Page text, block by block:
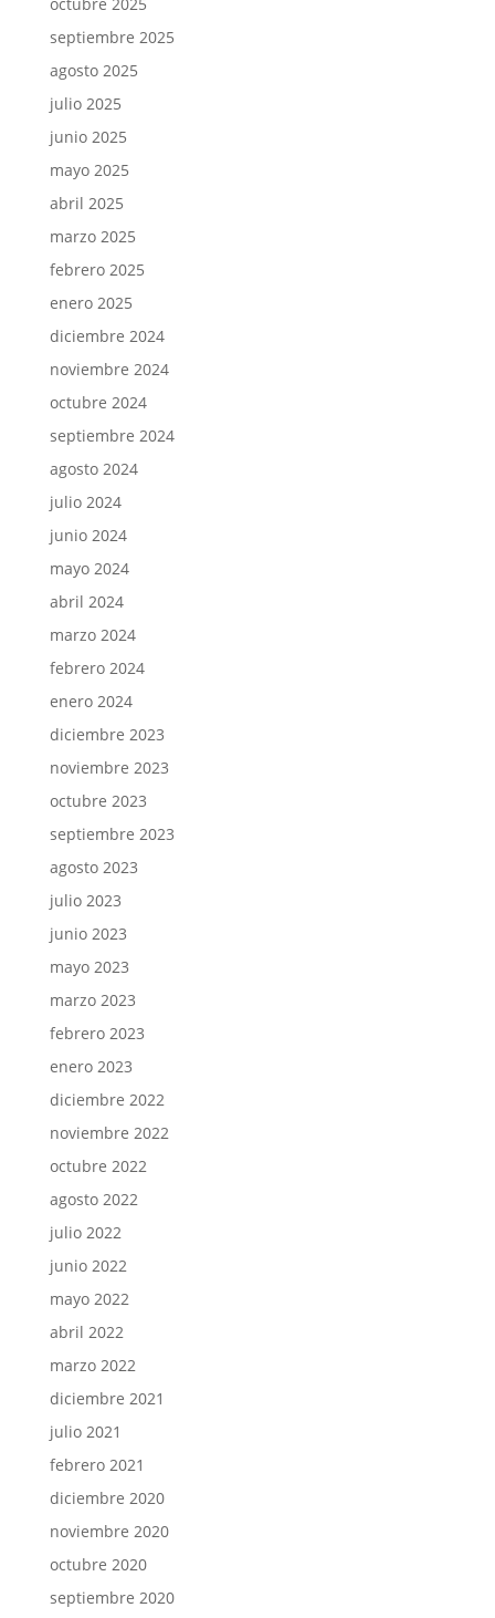
septiembre 2025
agosto 2025
julio 2025
junio 2025
mayo 2025
abril 2025
marzo 2025
febrero 2025
enero 2025
diciembre 2024
noviembre 2024
octubre 2024
septiembre 2024
agosto 2024
julio 2024
junio 2024
mayo 2024
abril 2024
marzo 2024
febrero 2024
enero 2024
diciembre 2023
noviembre 2023
octubre 2023
septiembre 2023
agosto 2023
julio 2023
junio 2023
mayo 2023
marzo 2023
febrero 2023
enero 2023
diciembre 2022
noviembre 2022
octubre 2022
agosto 2022
julio 2022
junio 2022
mayo 2022
abril 2022
marzo 2022
diciembre 2021
julio 2021
febrero 2021
diciembre 2020
noviembre 2020
octubre 2020
septiembre 2020